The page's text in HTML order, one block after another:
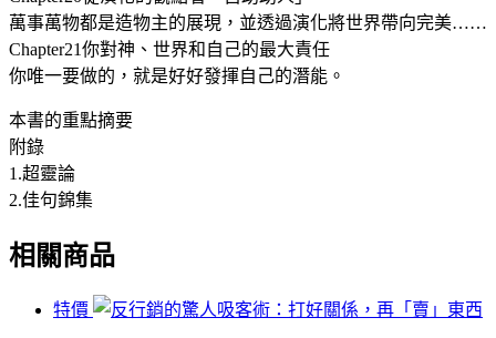
萬事萬物都是造物主的展現，並透過演化將世界帶向完美……
Chapter21你對神、世界和自己的最大責任
你唯一要做的，就是好好發揮自己的潛能。
本書的重點摘要
附錄
1.超靈論
2.佳句錦集
相關商品
特價